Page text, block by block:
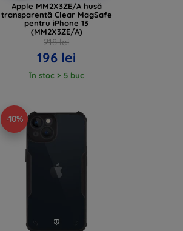
Apple MM2X3ZE/A husă
transparentă Clear MagSafe
pentru iPhone 13
(MM2X3ZE/A)
218 lei
196 lei
În stoc > 5 buc
-10%